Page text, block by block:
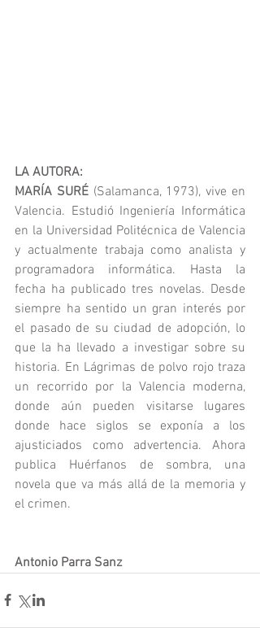
LA AUTORA:
MARÍA SURÉ (Salamanca, 1973), vive en
Valencia. Estudió Ingeniería Informática
en la Universidad Politécnica de Valencia
y actualmente trabaja como analista y
programadora informática. Hasta la
fecha ha publicado tres novelas. Desde
siempre ha sentido un gran interés por
el pasado de su ciudad de adopción, lo
que la ha llevado a investigar sobre su
historia. En Lágrimas de polvo rojo traza
un recorrido por la Valencia moderna,
donde aún pueden visitarse lugares
donde hace siglos se exponía a los
ajusticiados como advertencia. Ahora
publica Huérfanos de sombra, una
novela que va más allá de la memoria y
el crimen.
Antonio Parra Sanz